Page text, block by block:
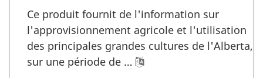
Ce produit fournit de l'information sur
l'approvisionnement agricole et l'utilisation
des principales grandes cultures de l'Alberta,
sur une période de …